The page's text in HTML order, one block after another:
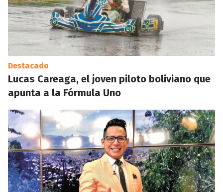
Destacado
Lucas Careaga, el joven piloto boliviano que
apunta a la Fórmula Uno